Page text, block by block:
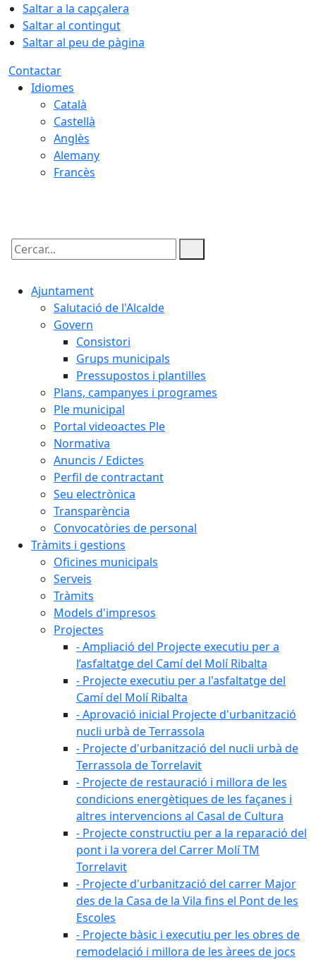
Saltar a la capçalera
Saltar al contingut
Saltar al peu de pàgina
Contactar
Idiomes
Català
Castellà
Anglès
Alemany
Francès
Cercar:
Ajuntament
Salutació de l'Alcalde
Govern
Consistori
Grups municipals
Pressupostos i plantilles
Plans, campanyes i programes
Ple municipal
Portal videoactes Ple
Normativa
Anuncis / Edictes
Perfil de contractant
Seu electrònica
Transparència
Convocatòries de personal
Tràmits i gestions
Oficines municipals
Serveis
Tràmits
Models d'impresos
Projectes
- Ampliació del Projecte executiu per a
l’asfaltatge del Camí del Molí Ribalta
- Projecte executiu per a l'asfaltatge del
Camí del Molí Ribalta
- Aprovació inicial Projecte d'urbanització
nucli urbà de Terrassola
- Projecte d'urbanització del nucli urbà de
Terrassola de Torrelavit
- Projecte de restauració i millora de les
condicions energètiques de les façanes i
altres intervencions al Casal de Cultura
- Projecte constructiu per a la reparació del
pont i la vorera del Carrer Molí TM
Torrelavit
- Projecte d'urbanització del carrer Major
des de la Casa de la Vila fins el Pont de les
Escoles
- Projecte bàsic i executiu per les obres de
remodelació i millora de les àrees de jocs